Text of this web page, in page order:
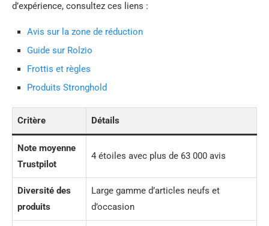
d’expérience, consultez ces liens :
Avis sur la zone de réduction
Guide sur Rolzio
Frottis et règles
Produits Stronghold
Critère Détails
Note moyenne
Trustpilot
4 étoiles avec plus de 63 000 avis
Diversité des
produits
Large gamme d’articles neufs et
d’occasion